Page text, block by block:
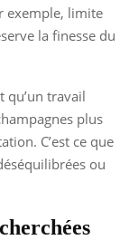
exemple, limite
la finesse du
qu’un travail
plus
C’est ce que
ou